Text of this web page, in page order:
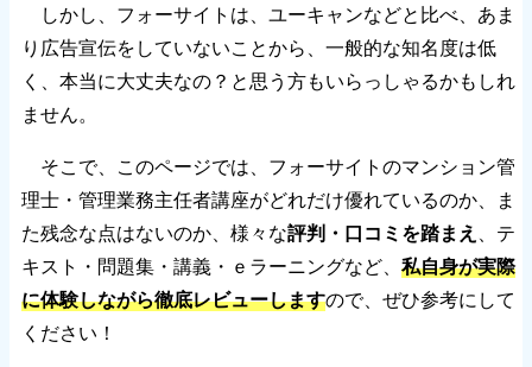
しかし、フォーサイトは、ユーキャンなどと比べ、あま
り広告宣伝をしていないことから、一般的な知名度は低
く、本当に大丈夫なの？と思う方もいらっしゃるかもしれ
ません。
そこで、このページでは、フォーサイトのマンション管
理士・管理業務主任者講座がどれだけ優れているのか、ま
た残念な点はないのか、様々な評判・口コミを踏まえ
、テ
キスト・問題集・講義・ｅラーニングなど、 私自身が実際
に体験しながら徹底レビューしますので、ぜひ参考にして
ください！